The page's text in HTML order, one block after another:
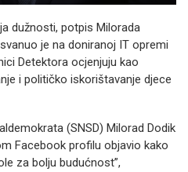
dužnosti, potpis Milorada
je na doniranoj IT opremi
Detektora ocjenjuju kao
i političko iskorištavanje djece
(SNSD) Milorad Dodik
Facebook profilu objavio kako
za bolju budućnost”,